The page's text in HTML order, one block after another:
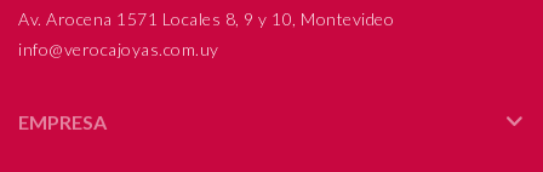
Av. Arocena 1571 Locales 8, 9 y 10, Montevideo
info@verocajoyas.com.uy
EMPRESA